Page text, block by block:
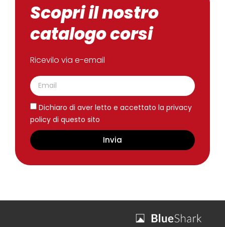
Scopri il nostro
catalogo corsi
Ricevilo via e-email
Dichiaro di aver letto e accettato la privacy
policy di questo sito
Invia